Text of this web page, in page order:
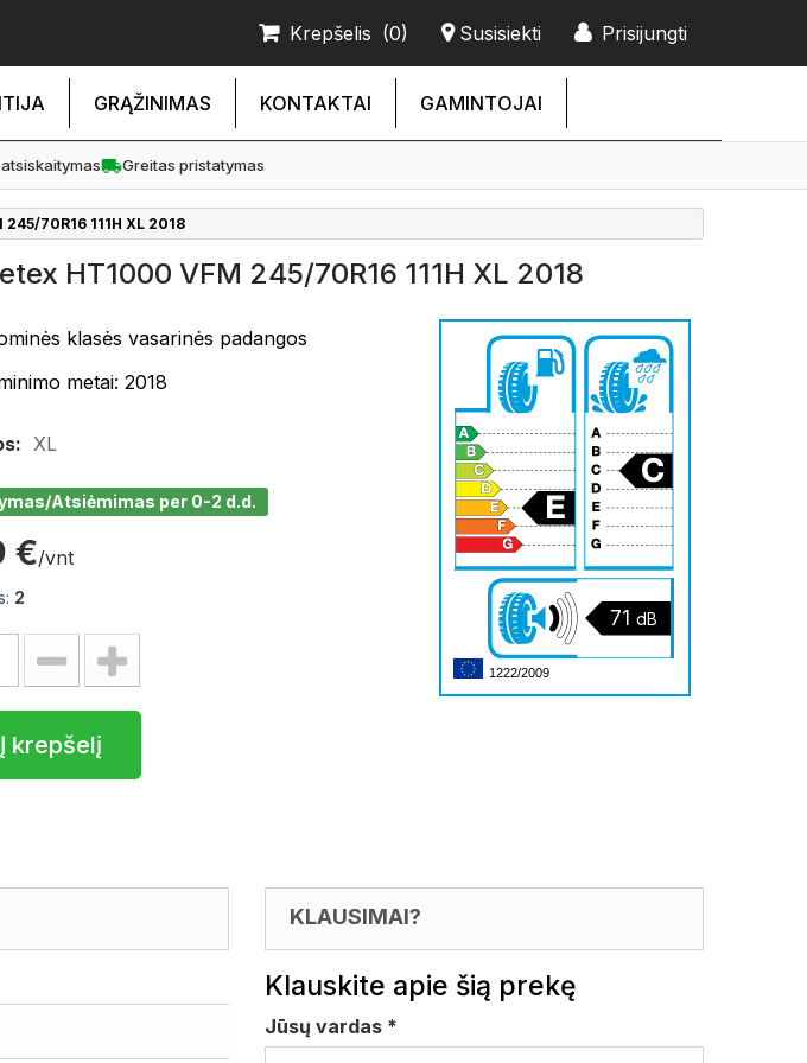
Prisijungti
Susisiekti
Krepšelis (0)
GRĄŽINIMAS KONTAKTAI GAMINTOJAI
Greitas pristatymas
70R16 111H XL 2018
HT1000 VFM 245/70R16 111H XL 2018
klasės vasarinės padangos
metai: 2018
XL
Atsiėmimas per 0-2 d.d.
€/vnt
2
Į krepšelį
71 dB
1222/2009
KLAUSIMAI?
Klauskite apie šią prekę
Jūsų vardas *